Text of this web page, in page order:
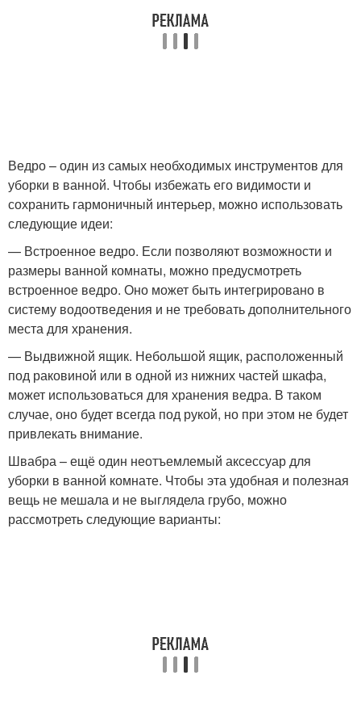
Ведро – один из самых необходимых инструментов для
уборки в ванной. Чтобы избежать его видимости и
сохранить гармоничный интерьер, можно использовать
следующие идеи:
— Встроенное ведро. Если позволяют возможности и
размеры ванной комнаты, можно предусмотреть
встроенное ведро. Оно может быть интегрировано в
систему водоотведения и не требовать дополнительного
места для хранения.
— Выдвижной ящик. Небольшой ящик, расположенный
под раковиной или в одной из нижних частей шкафа,
может использоваться для хранения ведра. В таком
случае, оно будет всегда под рукой, но при этом не будет
привлекать внимание.
Швабра – ещё один неотъемлемый аксессуар для
уборки в ванной комнате. Чтобы эта удобная и полезная
вещь не мешала и не выглядела грубо, можно
рассмотреть следующие варианты: